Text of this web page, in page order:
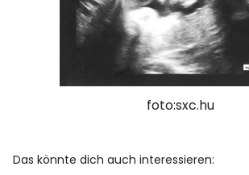
foto:sxc.hu
Das könnte dich auch interessieren: